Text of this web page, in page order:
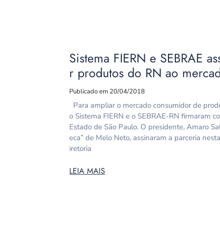
Sistema FIERN e SEBRAE
r produtos do RN ao
Publicado em 20/04/2018
Para ampliar o mercado consumidor de
o Sistema FIERN e o SEBRAE-RN firmaram
Estado de São Paulo. O presidente, Amaro
eca” de Melo Neto, assinaram a parceria
iretoria
LEIA MAIS